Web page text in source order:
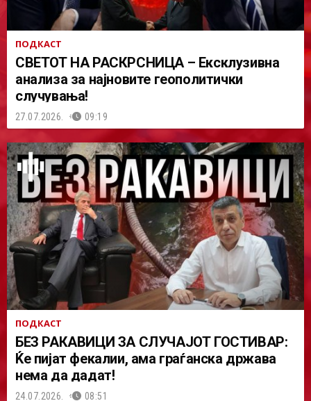
ПОДКАСТ
СВЕТОТ НА РАСКРСНИЦА – Ексклузивна
анализа за најновите геополитички
случувања!
27.07.2026. 09:19
ПОДКАСТ
БЕЗ РАКАВИЦИ ЗА СЛУЧАЈОТ ГОСТИВАР:
Ќе пијат фекалии, ама граѓанска држава
нема да дадат!
24.07.2026. 08:51